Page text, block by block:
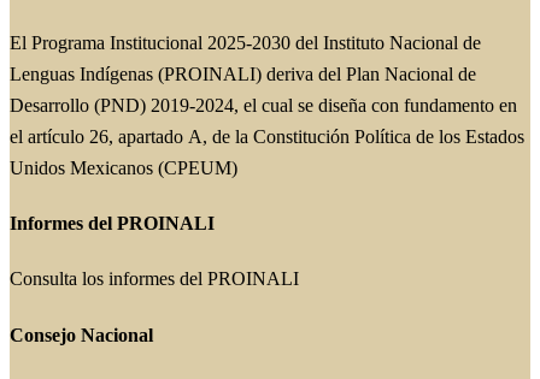
El Programa Institucional 2025-2030 del Instituto Nacional de
Lenguas Indígenas (PROINALI) deriva del Plan Nacional de
Desarrollo (PND) 2019-2024, el cual se diseña con fundamento en
el artículo 26, apartado A, de la Constitución Política de los Estados
Unidos Mexicanos (CPEUM)
Informes del PROINALI
Consulta los informes del PROINALI
Consejo Nacional